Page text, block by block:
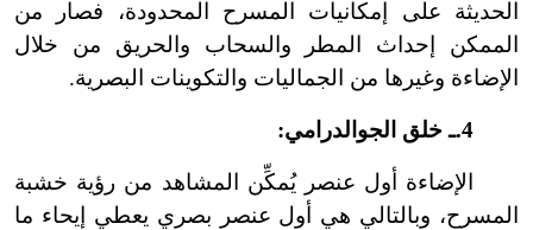
الحديثة على إمكانيات المسرح المحدودة، فصار من
الممكن إحداث المطر والسحاب والحريق من خلال
الإضاءة وغيرها من الجماليات والتكوينات البصرية.
4.ـ خلق الجوالدرامي:
الإضاءة أول عنصر يُمكِّن المشاهد من رؤية خشبة
المسرح، وبالتالي هي أول عنصر بصري يعطي إيحاء ما